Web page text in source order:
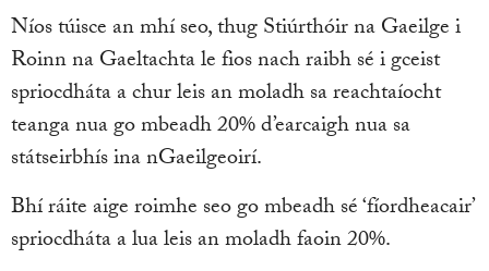
Níos túisce an mhí seo, thug Stiúrthóir na Gaeilge i
Roinn na Gaeltachta le fios nach raibh sé i gceist
spriocdháta a chur leis an moladh sa reachtaíocht
teanga nua go mbeadh 20% d’earcaigh nua sa
státseirbhís ina nGaeilgeoirí.
Bhí ráite aige roimhe seo go mbeadh sé ‘fíordheacair’
spriocdháta a lua leis an moladh faoin 20%.